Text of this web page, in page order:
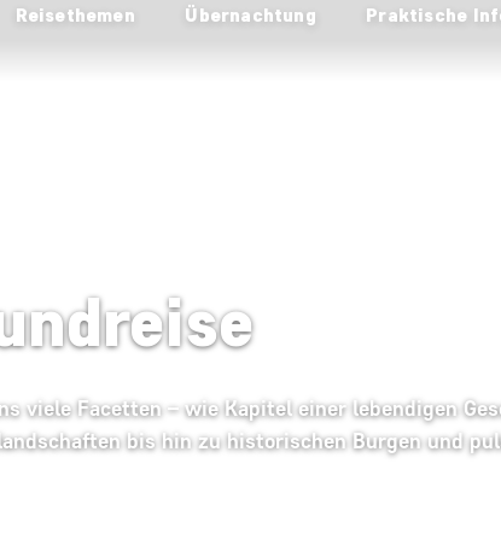
Reisethemen Übernachtung Praktische
viele Facetten – wie Kapitel einer lebendigen
bis hin zu historischen Burgen und